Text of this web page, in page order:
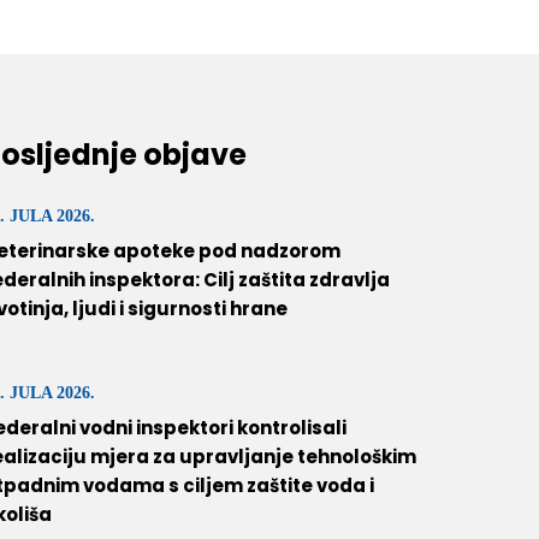
objave
JULA 2026.
apoteke pod nadzorom
inspektora: Cilj zaštita zdravlja
ljudi i sigurnosti hrane
JULA 2026.
vodni inspektori kontrolisali
mjera za upravljanje tehnološkim
vodama s ciljem zaštite voda i